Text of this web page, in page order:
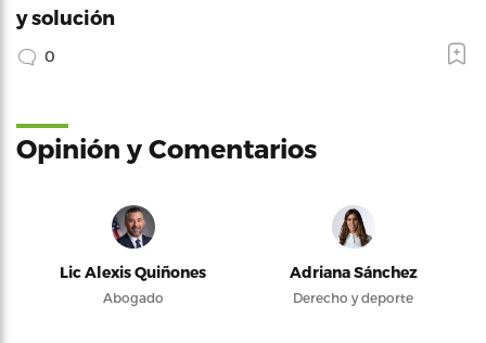
y solución
0
Opinión y Comentarios
Lic Alexis Quiñones
Abogado
Adriana Sánchez
Derecho y deporte